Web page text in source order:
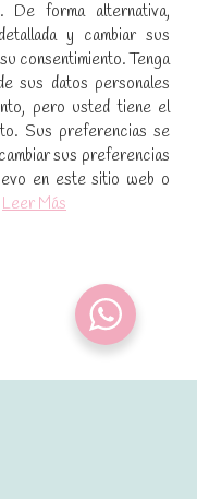
suscríbete a
De forma alternativa,
y cambiar sus
consentimiento. Tenga
sus datos personales
pero usted tiene el
Sus preferencias se
sus preferencias
en este sitio web o
Leer Más